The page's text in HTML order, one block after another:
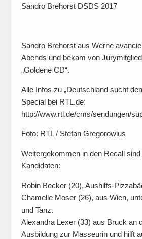
Sandro Brehorst DSDS 2017
Sandro Brehorst aus Werne
Abends und bekam von
„Goldene CD“.
Alle Infos zu „Deutschland sucht
Special bei RTL.de:
http://www.rtl.de/cms/sendungen/
Foto: RTL / Stefan Gregorowius
Weitergekommen in den Recall sind
Kandidaten:
Robin Becker (20), Aushilfs-
Chamelle Moser (26), aus Wien,
und Tanz.
Alexandra Lexer (33) aus Bruck an
Ausbildung zur Masseurin und hilft